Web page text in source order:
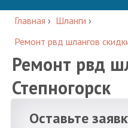
Главная › Шланги ›
Ремонт рвд шлангов
Ремонт рвд
Степногорск
Оставьте